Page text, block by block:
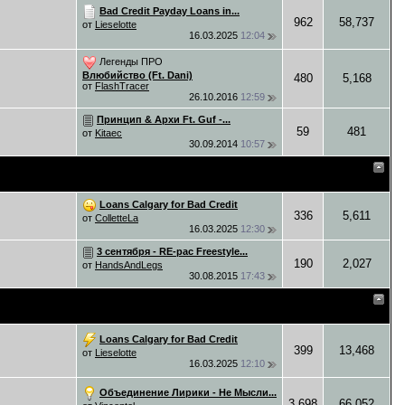
Bad Credit Payday Loans in...
от Lieselotte
16.03.2025 12:04
962 58,737
Легенды ПРО
Влюбийство (Ft. Dani)
от FlashTracer
26.10.2016 12:59
480 5,168
Принцип & Архи Ft. Guf -...
от Kitaec
30.09.2014 10:57
59 481
Loans Calgary for Bad Credit
от ColletteLa
16.03.2025 12:30
336 5,611
3 сентября - RE-pac Freestyle...
от HandsAndLegs
30.08.2015 17:43
190 2,027
Loans Calgary for Bad Credit
от Lieselotte
16.03.2025 12:10
399 13,468
Объединение Лирики - Не Мысли...